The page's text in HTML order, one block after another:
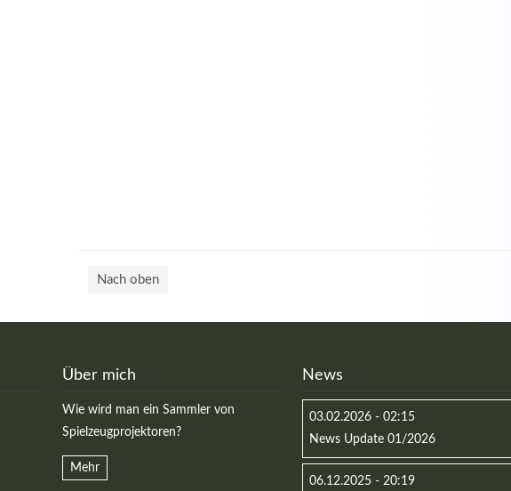
Nach oben
Über mich
Wie wird man ein Sammler von
Spielzeugprojektoren?
Mehr
News
03.02.2026 - 02:15
News Update 01/2026
06.12.2025 - 20:19